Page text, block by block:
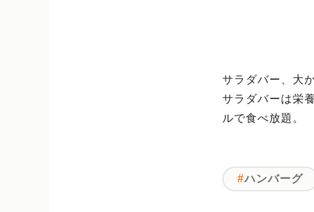
サラダバー、大
サラダバーは栄
ルで食べ放題。
ハンバーグ